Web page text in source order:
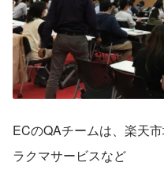
ECのQAチームは、楽天
ラクマサービスなど